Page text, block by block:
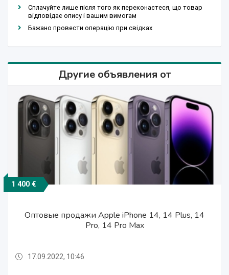
Сплачуйте лише після того як переконаєтеся, що товар
відповідає опису і вашим вимогам
Бажано провести операцію при свідках
Другие объявления от
1 400 €
Оптовые продажи Apple iPhone 14, 14 Plus, 14
Pro, 14 Pro Max
1 400 €
Оптовые продажи Apple iPhone 14, 14 Plus, 14
Pro, 14 Pro Max
1 400 €
Оптовые продажи Apple iPhone 14, 14 Plus, 14
Pro, 14 Pro Max
17.09.2022, 10:46